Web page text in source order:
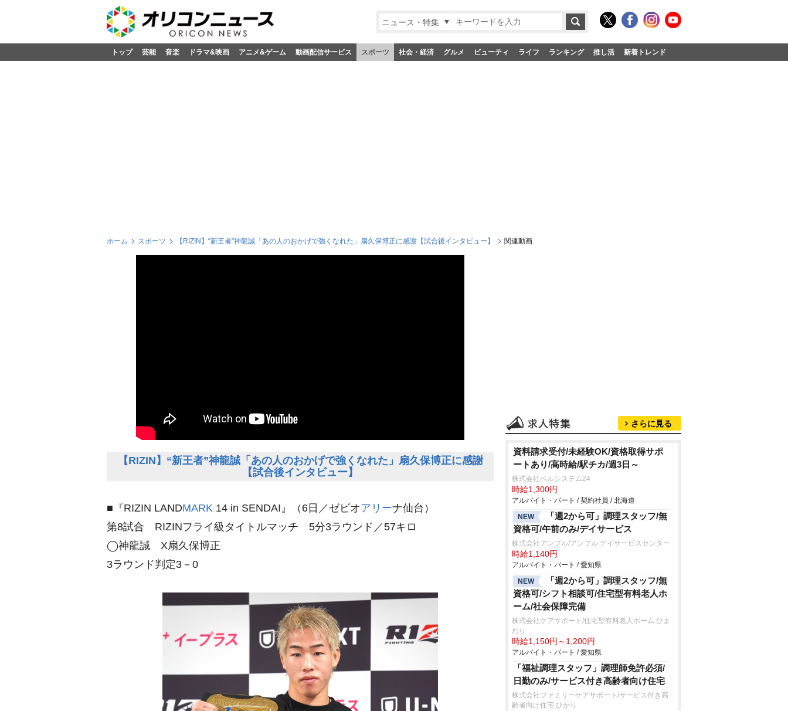
ニュース・特集
トップ 芸能 音楽 ドラマ&映画 アニメ&ゲーム 動画配信サービス スポーツ 社会・経済 グルメ ビューティ ライフ ランキング 推し活 新着トレンド
ホーム スポーツ 【RIZIN】“新王者”神龍誠「あの人のおかげで強くなれた」扇久保博正に感謝【試合後インタビュー】 関連動画
【RIZIN】“新王者”神龍誠「あの人のおかげで強くなれた」扇久保博正に感謝
【試合後インタビュー】
■『RIZIN LANDMARK 14 in SENDAI』（6日／ゼビオアリーナ仙台）
第8試合 RIZINフライ級タイトルマッチ 5分3ラウンド／57キロ
◯神龍誠 X扇久保博正
3ラウンド判定3－0
さらに見る
資料請求受付/未経験OK/資格取得サポ
ートあり/高時給/駅チカ/週3日～
株式会社ベルシステム24
時給1,300円
アルバイト・パート / 契約社員 / 北海道
NEW
「週2から可」調理スタッフ/無
資格可/午前のみ/デイサービス
株式会社アンプル/アンプル デイサービスセンター
時給1,140円
アルバイト・パート / 愛知県
NEW
「週2から可」調理スタッフ/無
資格可/シフト相談可/住宅型有料老人ホ
ーム/社会保障完備
株式会社ケアサポート/住宅型有料老人ホーム ひま
わり
時給1,150円～1,200円
アルバイト・パート / 愛知県
「福祉調理スタッフ」調理師免許必須/
日勤のみ/サービス付き高齢者向け住宅
株式会社ファミリーケアサポート/サービス付き高
齢者向け住宅 ひかり